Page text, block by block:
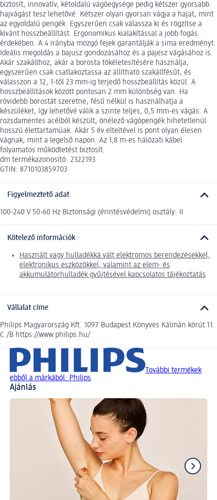
biztosít, innovatív, kétoldalú vágóegysége pedig kétszer gyorsabb
hajvágást tesz lehetővé. Kétszer olyan gyorsan vágja a hajat, mint
az egyoldalú pengék. Egyszerűen csak válassza ki és rögzítse a
kívánt hosszbeállítást. Ergonomikus kialakítással a jobb fogás
érdekében. A 4 irányba mozgó fejek garantálják a sima eredményt.
Ideális megoldás a bajusz gondozásához és a pajesz vágásához is.
Akár szakállhoz, akár a borosta tökéletesítésére használja,
egyszerűen csak csatlakoztassa az állítható szakállfésűt, és
válasszon a 12, 1-től 23 mm-ig terjedő hosszbeállítás közül. A
hosszbeállítások között pontosan 2 mm különbség van. Ha
rövidebb borostát szeretne, fésű nélkül is használhatja a
készüléket, így lehetővé válik a szinte teljes, 0,5 mm-es vágás. A
rozsdamentes acélból készült, önélező vágópengék hihetetlenül
hosszú élettartamúak. Akár 5 év elteltével is pont olyan élesen
vágnak, mint a legelső napon. Az 1,8 m-es hálózati kábel
folyamatos működtetést biztosít.
dm termékazonosító: 2322193
GTIN: 8710103859703
Figyelmeztető adat
100-240 V 50-60 Hz Biztonsági (érintésvédelmi) osztály: II
Kötelező információk
Használt vagy hulladékká vált elektromos berendezésekkel,
elektronikus eszközökkel, valamint az elem- és
akkumulátorhulladék gyűjtésével kapcsolatos tájékoztatás
Vállalat címe
Philips Magyarország Kft. 1097 Budapest Könyves Kálmán körút 11.
C./B https://www.philips.hu/
További termékek
ebből a márkából: Philips
Ajánlás